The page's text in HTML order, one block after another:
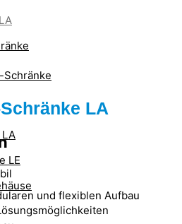
Schränke
LE
LA
und flexiblen Aufbau